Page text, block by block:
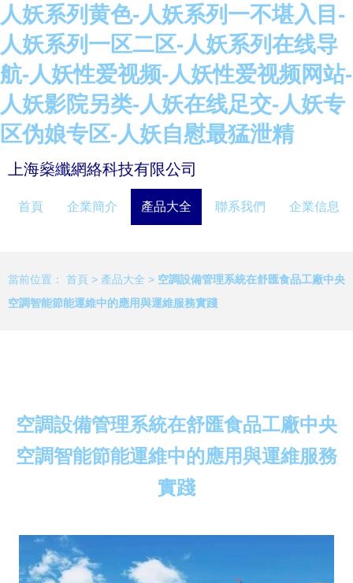
人妖系列黄色-人妖系列一不堪入目-
人妖系列一区二区-人妖系列在线导
航-人妖性爱视频-人妖性爱视频网站-
人妖影院另类-人妖在线足交-人妖专
区伪娘专区-人妖自慰最猛泄精
上海燊纖網絡科技有限公司
首頁 企業簡介 產品大全 聯系我們 企業信息
當前位置： 首頁 > 產品大全 > 空調設備管理系統在舒匯食品工廠中央
空調智能節能運維中的應用與運維服務實踐
空調設備管理系統在舒匯食品工廠中央
空調智能節能運維中的應用與運維服務
實踐